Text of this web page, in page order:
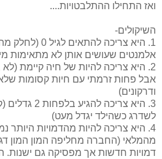
ואז התחילו ההתלבטויות....
השיקולים-
1. היא צריכה
אלמנטים שעושים אותן לא מתאימות
2. היא צריכה להיות של חיה קיימת
אבל פחות זרמתי עם חיות קסומות שלא
ודרקונים)
3. היא צריכה
לשדרג כשהילד יגדל מעט)
4. היא צריכה להיות מהדמויות היותר
מהמלאי (החברה מחליפה המון המון
דמויות חדשות אך מפסיקה גם ישנות.